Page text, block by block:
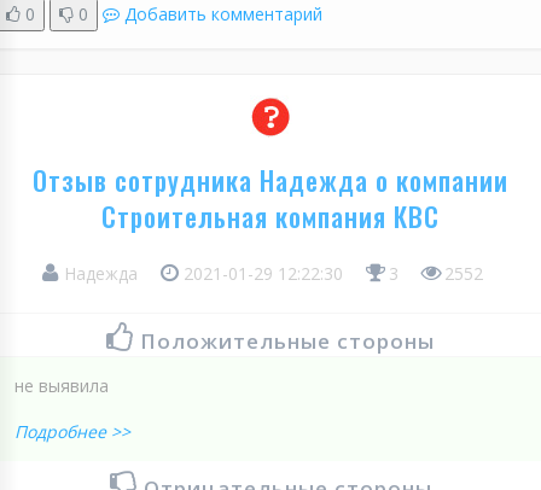
0 0 Добавить комментарий
Отзыв сотрудника Надежда о компании
Строительная компания КВС
Надежда 2021-01-29 12:22:30 3 2552
Положительные стороны
не выявила
Подробнее >>